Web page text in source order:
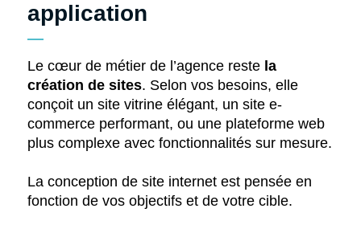
application
Le cœur de métier de l’agence reste la
création de sites. Selon vos besoins, elle
conçoit un site vitrine élégant, un site e-
commerce performant, ou une plateforme web
plus complexe avec fonctionnalités sur mesure.
La conception de site internet est pensée en
fonction de vos objectifs et de votre cible.